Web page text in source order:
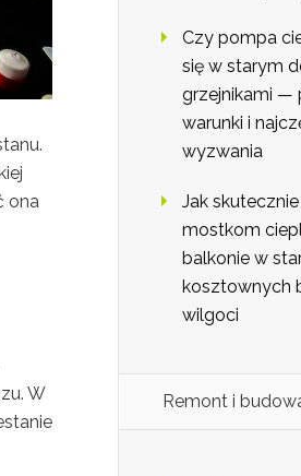
ona
W
Czy pompa
się w starym
grzejnikami —
warunki i
wyzwania
Jak
mostkom
balkonie w
kosztownych
wilgoci
Remont i